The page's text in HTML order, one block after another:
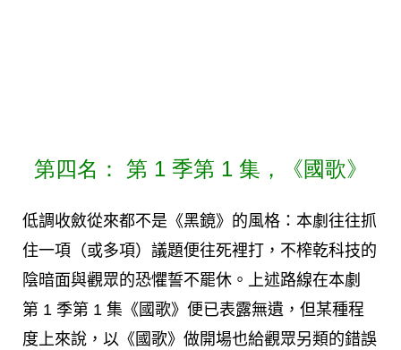
第四名： 第 1 季第 1 集，《國歌》
低調收斂從來都不是《黑鏡》的風格：本劇往往抓
住一項（或多項）議題便往死裡打，不榨乾科技的
陰暗面與觀眾的恐懼誓不罷休。上述路線在本劇
第 1 季第 1 集《國歌》便已表露無遺，但某種程
度上來說，以《國歌》做開場也給觀眾另類的錯誤